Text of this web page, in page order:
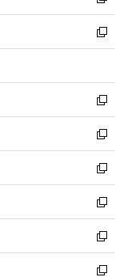
開
く
ウ
で
開
ン
ド
ウ
開
く
ウ
ィ
ン
ウ
で
開
く
し
い
ウ
ン
ド
ウ
で
開
く
新
し
ウ
ィ
ン
ド
ウ
で
開
く
新
し
い
ウ
ィ
ン
ド
ウ
で
開
く
新
し
い
ウ
ィ
ン
ド
ウ
で
新
し
い
ウ
ィ
ン
ド
新
し
い
ウ
ィ
新
し
い
新